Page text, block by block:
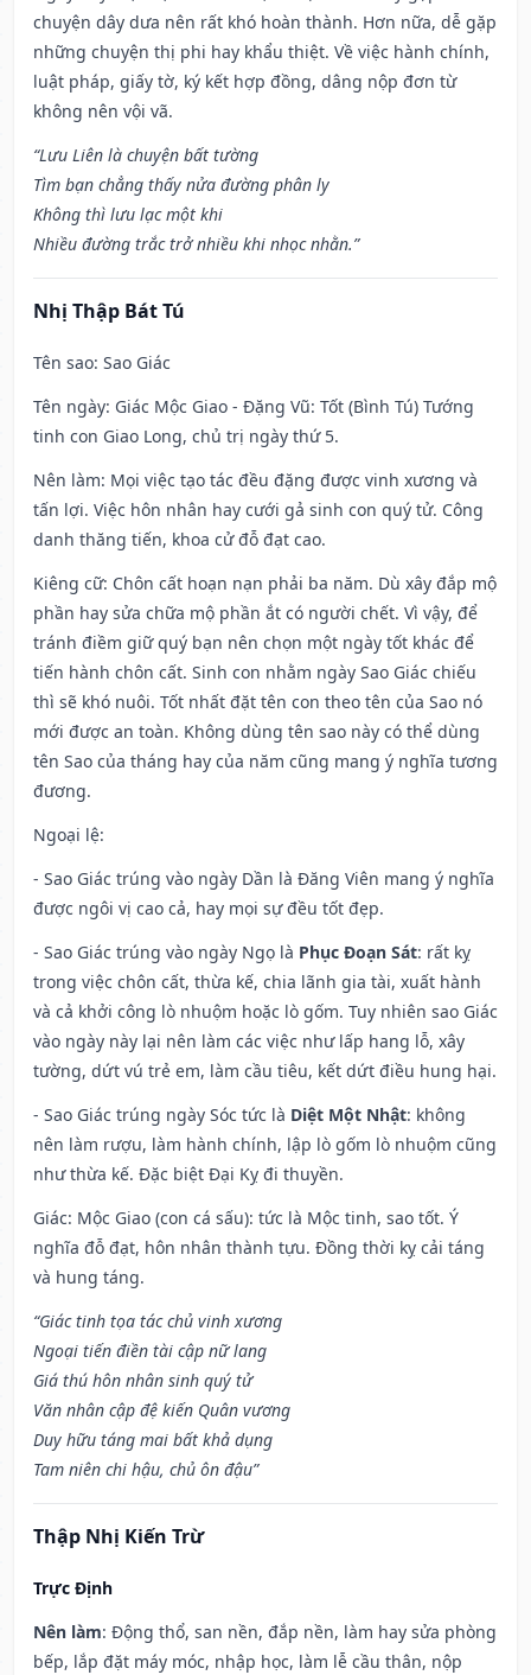
chuyện dây dưa nên rất khó hoàn thành. Hơn nữa, dễ gặp
những chuyện thị phi hay khẩu thiệt. Về việc hành chính,
luật pháp, giấy tờ, ký kết hợp đồng, dâng nộp đơn từ
không nên vội vã.
“Lưu Liên là chuyện bất tường
Tìm bạn chẳng thấy nửa đường phân ly
Không thì lưu lạc một khi
Nhiều đường trắc trở nhiều khi nhọc nhằn.”
Nhị Thập Bát Tú
Tên sao: Sao Giác
Tên ngày: Giác Mộc Giao - Đặng Vũ: Tốt (Bình Tú) Tướng
tinh con Giao Long, chủ trị ngày thứ 5.
Nên làm: Mọi việc tạo tác đều đặng được vinh xương và
tấn lợi. Việc hôn nhân hay cưới gả sinh con quý tử. Công
danh thăng tiến, khoa cử đỗ đạt cao.
Kiêng cữ: Chôn cất hoạn nạn phải ba năm. Dù xây đắp mộ
phần hay sửa chữa mộ phần ắt có người chết. Vì vậy, để
tránh điềm giữ quý bạn nên chọn một ngày tốt khác để
tiến hành chôn cất. Sinh con nhằm ngày Sao Giác chiếu
thì sẽ khó nuôi. Tốt nhất đặt tên con theo tên của Sao nó
mới được an toàn. Không dùng tên sao này có thể dùng
tên Sao của tháng hay của năm cũng mang ý nghĩa tương
đương.
Ngoại lệ:
- Sao Giác trúng vào ngày Dần là Đăng Viên mang ý nghĩa
được ngôi vị cao cả, hay mọi sự đều tốt đẹp.
- Sao Giác trúng vào ngày Ngọ là Phục Đoạn Sát: rất kỵ
trong việc chôn cất, thừa kế, chia lãnh gia tài, xuất hành
và cả khởi công lò nhuộm hoặc lò gốm. Tuy nhiên sao Giác
vào ngày này lại nên làm các việc như lấp hang lỗ, xây
tường, dứt vú trẻ em, làm cầu tiêu, kết dứt điều hung hại.
- Sao Giác trúng ngày Sóc tức là Diệt Một Nhật: không
nên làm rượu, làm hành chính, lập lò gốm lò nhuộm cũng
như thừa kế. Đặc biệt Đại Kỵ đi thuyền.
Giác: Mộc Giao (con cá sấu): tức là Mộc tinh, sao tốt. Ý
nghĩa đỗ đạt, hôn nhân thành tựu. Đồng thời kỵ cải táng
và hung táng.
“Giác tinh tọa tác chủ vinh xương
Ngoại tiến điền tài cập nữ lang
Giá thú hôn nhân sinh quý tử
Văn nhân cập đệ kiến Quân vương
Duy hữu táng mai bất khả dụng
Tam niên chi hậu, chủ ôn đậu”
Thập Nhị Kiến Trừ
Trực Định
Nên làm: Động thổ, san nền, đắp nền, làm hay sửa phòng
bếp, lắp đặt máy móc, nhập học, làm lễ cầu thân, nộp